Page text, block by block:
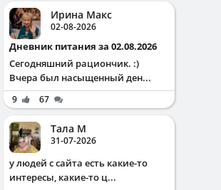
Ирина Макс
02-08-2026
Дневник питания за 02.08.2026
Сегодняшний рациончик. :)
Вчера был насыщенный ден...
9 67
Тала М
31-07-2026
у людей с сайта есть какие-то
интересы, какие-то ц...